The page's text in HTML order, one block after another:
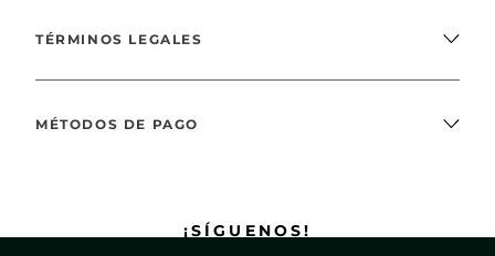
TÉRMINOS LEGALES
MÉTODOS DE PAGO
¡SÍGUENOS!